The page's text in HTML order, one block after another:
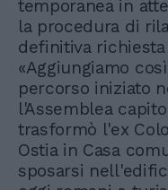
temporanea in
la procedura di
definitiva richiesta
«Aggiungiamo
percorso iniziato
l'Assemblea
trasformò l'ex
Ostia in Casa
sposarsi